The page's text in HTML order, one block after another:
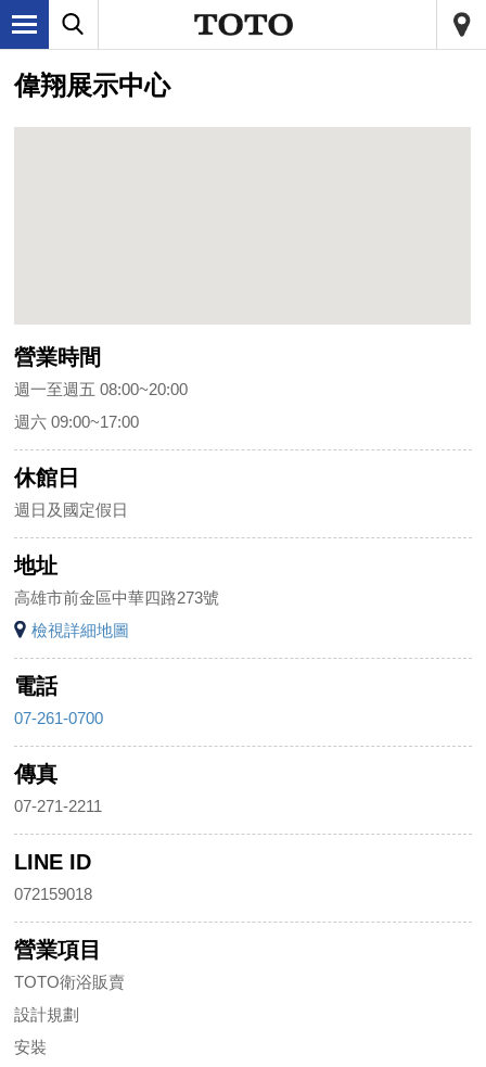
偉翔展示中心
營業時間
週一至週五 08:00~20:00
週六 09:00~17:00
休館日
週日及國定假日
地址
高雄市前金區中華四路273號
檢視詳細地圖
電話
07-261-0700
傳真
07-271-2211
LINE ID
072159018
營業項目
TOTO衛浴販賣
設計規劃
安裝